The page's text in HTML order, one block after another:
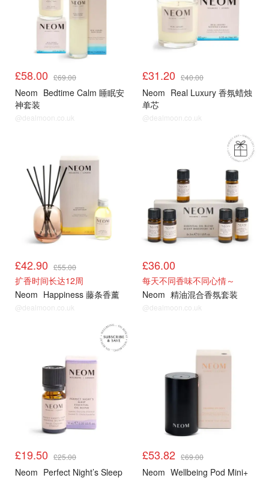
£58.00 £69.00
Neom Bedtime Calm 睡眠安
神套装
@dealmoon.co.uk
£31.20 £40.00
Neom Real Luxury 香氛蜡烛
单芯
@dealmoon.co.uk
£42.90 £55.00
扩香时间长达12周
Neom Happiness 藤条香薰
@dealmoon.co.uk
£36.00
每天不同香味不同心情～
Neom 精油混合香氛套装
@dealmoon.co.uk
£19.50 £25.00
Neom Perfect Night’s Sleep
£53.82 £69.00
Neom Wellbeing Pod Mini+